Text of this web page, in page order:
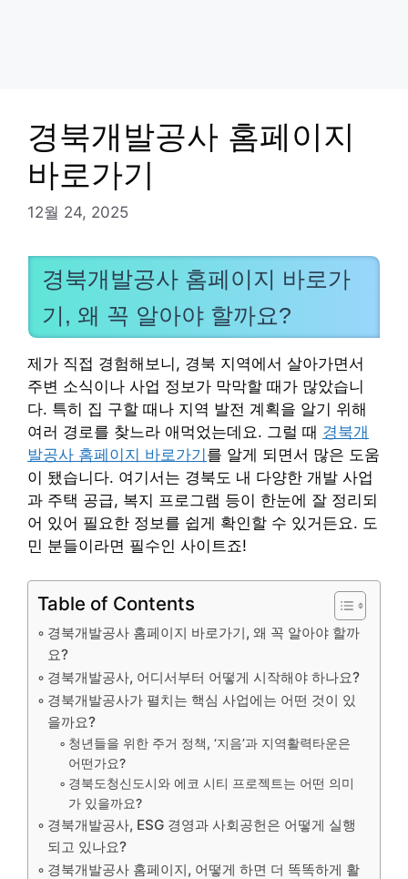
경북개발공사 홈페이지
바로가기
12월 24, 2025
경북개발공사 홈페이지 바로가
기, 왜 꼭 알아야 할까요?
제가 직접 경험해보니, 경북 지역에서 살아가면서
주변 소식이나 사업 정보가 막막할 때가 많았습니
다. 특히 집 구할 때나 지역 발전 계획을 알기 위해
여러 경로를 찾느라 애먹었는데요. 그럴 때 경북개
발공사 홈페이지 바로가기를 알게 되면서 많은 도움
이 됐습니다. 여기서는 경북도 내 다양한 개발 사업
과 주택 공급, 복지 프로그램 등이 한눈에 잘 정리되
어 있어 필요한 정보를 쉽게 확인할 수 있거든요. 도
민 분들이라면 필수인 사이트죠!
Table of Contents
경북개발공사 홈페이지 바로가기, 왜 꼭 알아야 할까
요?
경북개발공사, 어디서부터 어떻게 시작해야 하나요?
경북개발공사가 펼치는 핵심 사업에는 어떤 것이 있
을까요?
청년들을 위한 주거 정책, ‘지음’과 지역활력타운은
어떤가요?
경북도청신도시와 에코 시티 프로젝트는 어떤 의미
가 있을까요?
경북개발공사, ESG 경영과 사회공헌은 어떻게 실행
되고 있나요?
경북개발공사 홈페이지, 어떻게 하면 더 똑똑하게 활